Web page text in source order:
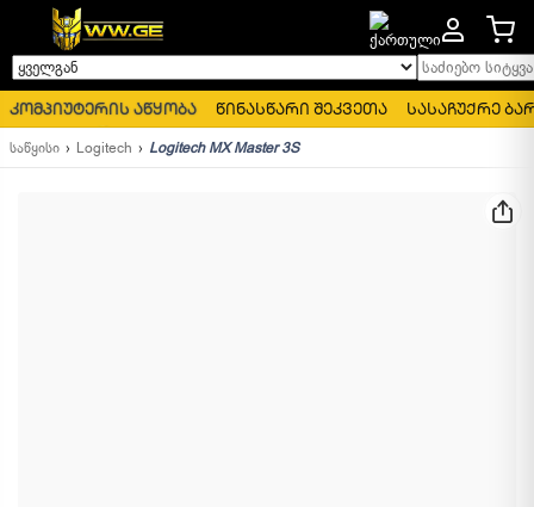
ყველგან საძიებო
კომპიუტერის აწყობა წინასწარი შეკვეთა სასაჩუქრე
საწყისი Logitech Logitech MX Master 3S